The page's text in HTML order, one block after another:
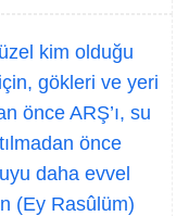
kim olduğu
gökleri ve yeri
önce ARŞ’ı, su
önce
daha evvel
(Ey Rasûlüm)